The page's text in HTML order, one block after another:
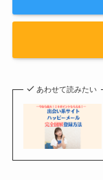
あわせて読みたい